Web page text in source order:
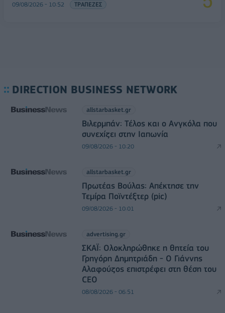
09/08/2026 - 10:52 ΤΡΑΠΕΖΕΣ
DIRECTION BUSINESS NETWORK
allstarbasket.gr
Βιλερμπάν: Τέλος και ο Ανγκόλα που
συνεχίζει στην Ιαπωνία
09/08/2026 - 10:20
allstarbasket.gr
Πρωτέας Βούλας: Απέκτησε την
Τεμίρα Ποϊντέξτερ (pic)
09/08/2026 - 10:01
advertising.gr
ΣΚΑΪ: Ολοκληρώθηκε η θητεία του
Γρηγόρη Δημητριάδη - Ο Γιάννης
Αλαφούζος επιστρέφει στη θέση του
CEO
08/08/2026 - 06:51